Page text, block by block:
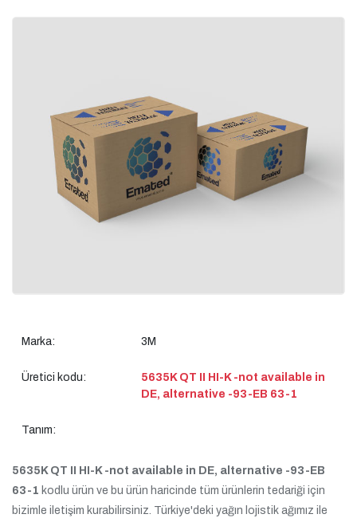
Marka: 3M
Üretici kodu:
5635K QT II HI-K -not available in
DE, alternative -93-EB 63-1
Tanım:
5635K QT II HI-K -not available in DE, alternative -93-EB
63-1 kodlu ürün ve bu ürün haricinde tüm ürünlerin tedariği için
bizimle iletişim kurabilirsiniz. Türkiye'deki yağın lojistik ağımız ile